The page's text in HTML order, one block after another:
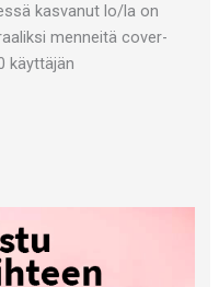
kasvanut lo/la on
menneitä cover-
käyttäjän